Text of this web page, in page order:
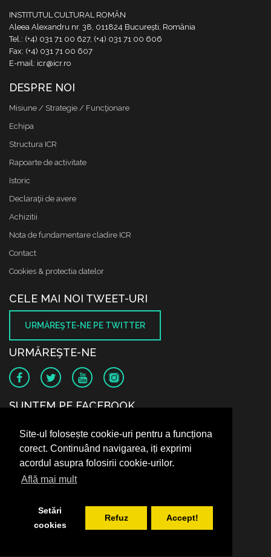
Site-ul folosește cookie-uri pentru a funcționa
corect. Continuând navigarea, iți exprimi
acordul asupra folosirii cookie-urilor.
Află mai mult
Setări
cookies
Refuz Accept!
INSTITUTUL CULTURAL ROMÂN
Aleea Alexandru nr. 38, 011824 București, România
Tel.: (+4) 031 71 00 627, (+4) 031 71 00 606
Fax: (+4) 031 71 00 607
E-mail: icr@icr.ro
DESPRE NOI
Misiune / Strategie / Funcţionare
Echipa
Structura ICR
Rapoarte de activitate
Istoric
Declaraţii de avere
Achizitii
Nota de fundamentare cladire ICR
Contact
Cookies & protectia datelor
CELE MAI NOI TWEET-URI
URMĂREŞTE-NE PE TWITTER
URMĂREŞTE-NE
SUNTEM PE FACEBOOK